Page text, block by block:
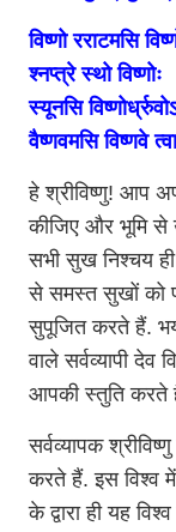
विष्णो रराटमसि
श्नप्त्रे स्थो विष्णोः
स्यूनसि
वैष्णवमसि विष्णवे
हे श्रीविष्णु! आप
कीजिए और भूमि से
सभी सुख निश्चय ही
से समस्त सुखों को
सुपूजित करते हैं.
वाले सर्वव्यापी
आपकी स्तुति करते
सर्वव्यापक
करते हैं. इस विश्व में
के द्वारा ही यह